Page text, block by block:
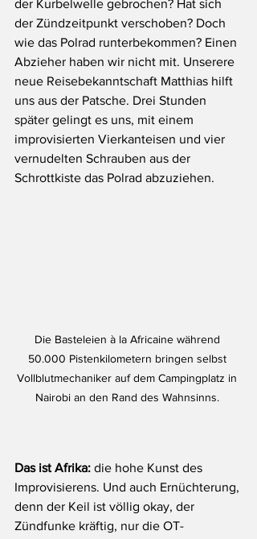
der Kurbelwelle gebrochen? Hat sich
der Zündzeitpunkt verschoben? Doch
wie das Polrad runterbekommen? Einen
Abzieher haben wir nicht mit. Unserere
neue Reisebekanntschaft Matthias hilft
uns aus der Patsche. Drei Stunden
später gelingt es uns, mit einem
improvisierten Vierkanteisen und vier
vernudelten Schrauben aus der
Schrottkiste das Polrad abzuziehen.
Die Basteleien à la Africaine während
50.000 Pistenkilometern bringen selbst
Vollblutmechaniker auf dem Campingplatz in
Nairobi an den Rand des Wahnsinns.
Das ist Afrika: die hohe Kunst des
Improvisierens. Und auch Ernüchterung,
denn der Keil ist völlig okay, der
Zündfunke kräftig, nur die OT-